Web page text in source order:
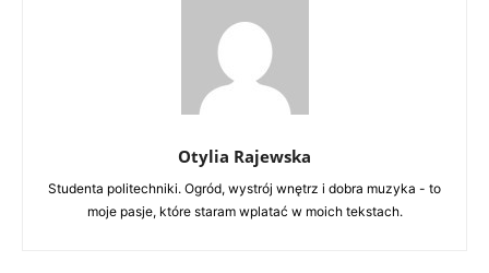
Otylia Rajewska
Studenta politechniki. Ogród, wystrój wnętrz i dobra muzyka - to
moje pasje, które staram wplatać w moich tekstach.